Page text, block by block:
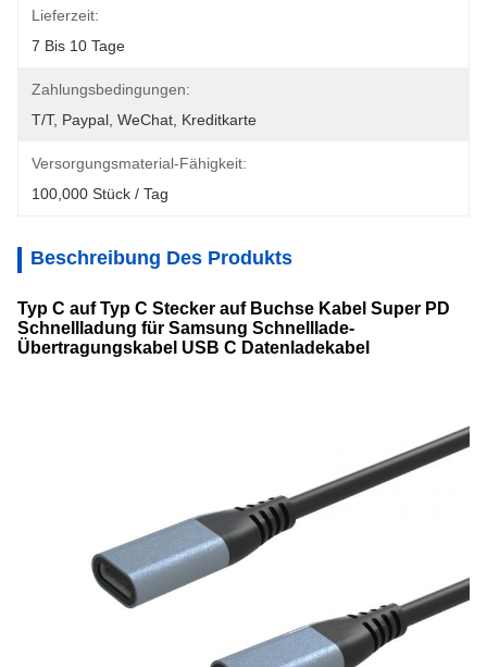
Lieferzeit:
7 Bis 10 Tage
Zahlungsbedingungen:
T/T, Paypal, WeChat, Kreditkarte
Versorgungsmaterial-Fähigkeit:
100,000 Stück / Tag
Beschreibung Des Produkts
Typ C auf Typ C Stecker auf Buchse Kabel Super PD
Schnellladung für Samsung Schnelllade-
Übertragungskabel USB C Datenladekabel